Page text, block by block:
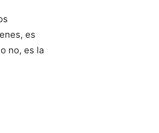
es
no, es la